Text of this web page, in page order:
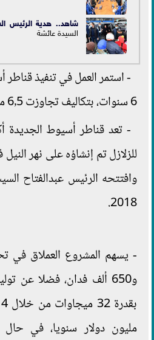
شاهد.. هديةالرئيس
السيدة عائشة
- استمر العمل في تنفيذ
6 سنوات، بتكاليف تجاوزت 6٫5 مليار جنيه
- تعد قناطر أسيوط الجديدة
للزلازل تم إنشاؤه على نهر
وافتتحه الرئيس عبدالفتاح
2018.
- يسهم المشروع العملاق في
و650 ألف فدان، فضلا عن
مليون دولار سنويا، في